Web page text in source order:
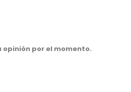
opinión por el momento.